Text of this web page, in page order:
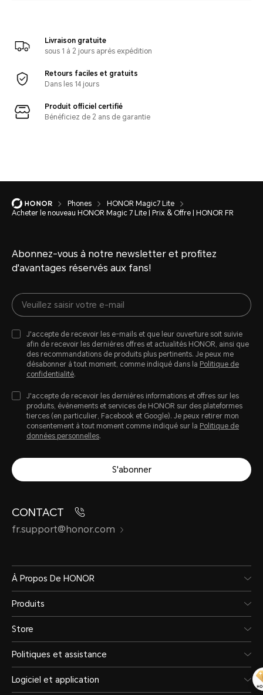
Livraison gratuite
sous 1 à 2 jours après expédition
Retours faciles et gratuits
Dans les 14 jours
Produit officiel certifié
Bénéficiez de 2 ans de garantie
Phones
HONOR Magic7 Lite
Acheter le nouveau HONOR Magic 7 Lite | Prix & Offre | HONOR FR
Abonnez-vous à notre newsletter et profitez
d'avantages réservés aux fans!
J'accepte de recevoir les e-mails et que leur ouverture soit suivie
afin de recevoir les dernières offres et actualités HONOR, ainsi que
des recommandations de produits plus pertinents. Je peux me
désabonner à tout moment, comme indiqué dans la Politique de
confidentialité.
J'accepte de recevoir les dernières informations et offres sur les
produits, évènements et services de HONOR sur des plateformes
tierces (en particulier, Facebook et Google). Je peux retirer mon
consentement à tout moment comme indiqué sur la Politique de
données personnelles.
S'abonner
CONTACT
fr.support@honor.com
À Propos De HONOR
Produits
Store
Politiques et assistance
Logiciel et application